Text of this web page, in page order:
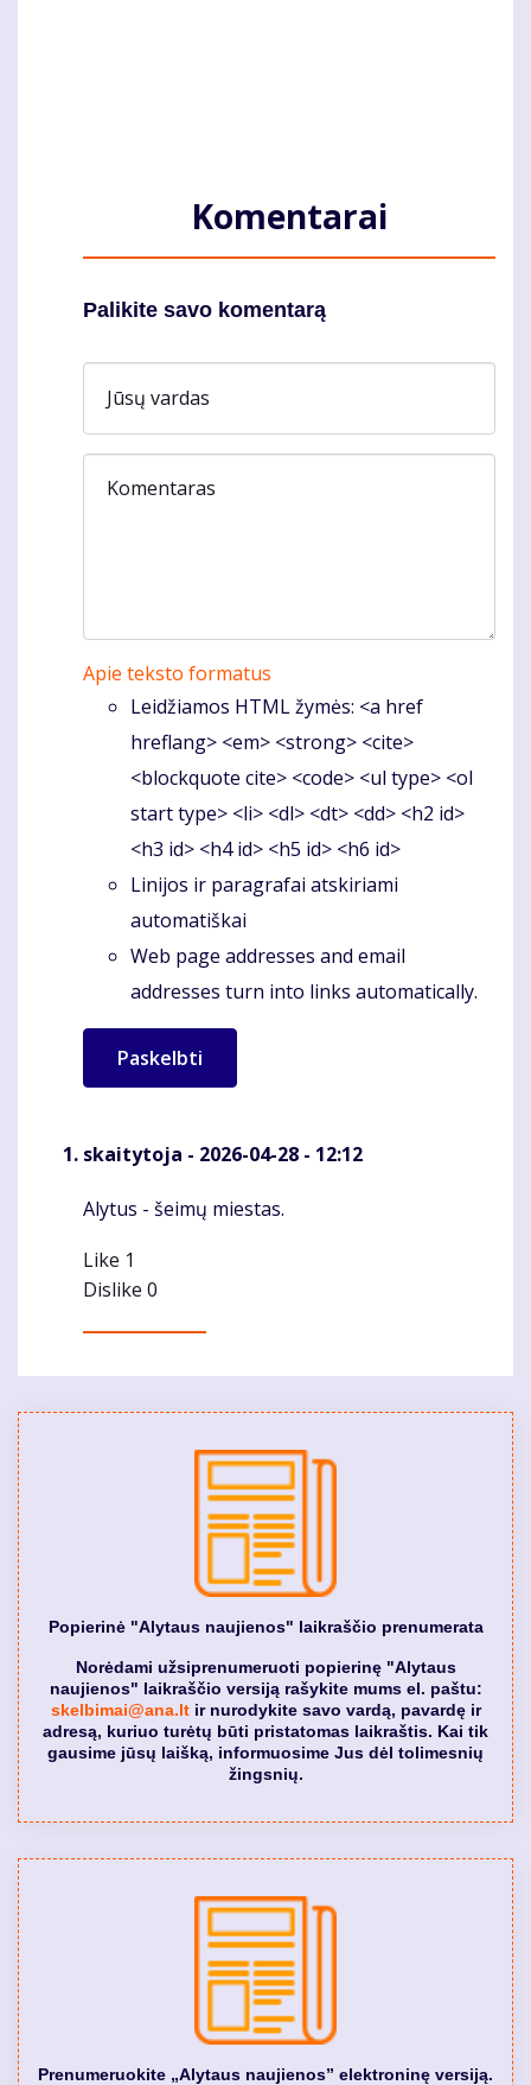
Komentarai
Palikite savo komentarą
Jūsų vardas
Komentaras
Apie teksto formatus
Leidžiamos HTML žymės: <a href
hreflang> <em> <strong> <cite>
<blockquote cite> <code> <ul type> <ol
start type> <li> <dl> <dt> <dd> <h2 id>
<h3 id> <h4 id> <h5 id> <h6 id>
Linijos ir paragrafai atskiriami
automatiškai
Web page addresses and email
addresses turn into links automatically.
skaitytoja - 2026-04-28 - 12:12
Komentaras
Alytus - šeimų miestas.
Like 1
Dislike 0
Popierinė "Alytaus naujienos" laikraščio prenumerata
Norėdami užsiprenumeruoti popierinę "Alytaus
naujienos" laikraščio versiją rašykite mums el. paštu:
skelbimai@ana.ltir nurodykite savo vardą, pavardę ir
adresą, kuriuo turėtų būti pristatomas laikraštis. Kai tik
gausime jūsų laišką, informuosime Jus dėl tolimesnių
žingsnių.
Prenumeruokite „Alytaus naujienos” elektroninę versiją.